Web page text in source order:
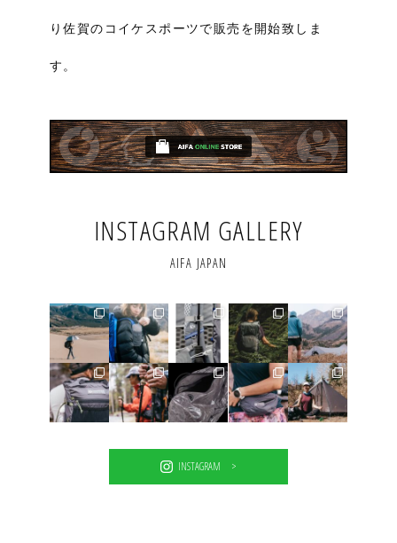
り佐賀のコイケスポーツで販売を開始致しま
す。
INSTAGRAM GALLERY
AIFA JAPAN
INSTAGRAM